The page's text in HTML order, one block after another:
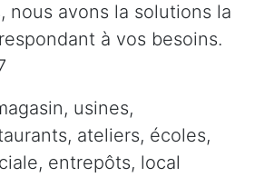
nous avons la solutions la
à vos besoins.
usines,
ateliers, écoles,
entrepôts, local